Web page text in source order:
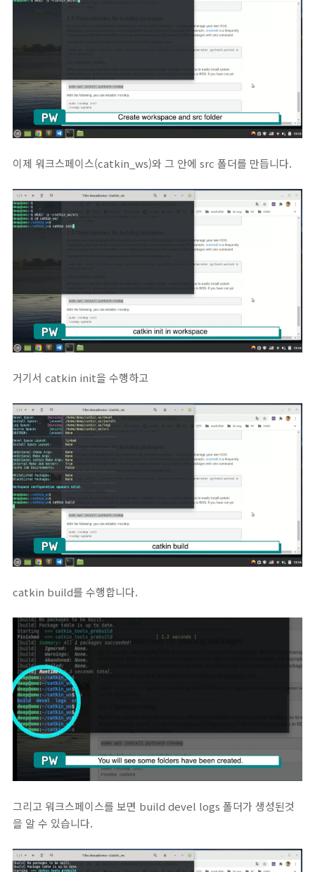
이제 워크스페이스(catkin_ws)와 그 안에 src 폴더를 만듭니다.
거기서 catkin init을 수행하고
catkin build를 수행합니다.
그리고 워크스페이스를 보면 build devel logs 폴더가 생성된것
을 알 수 있습니다.